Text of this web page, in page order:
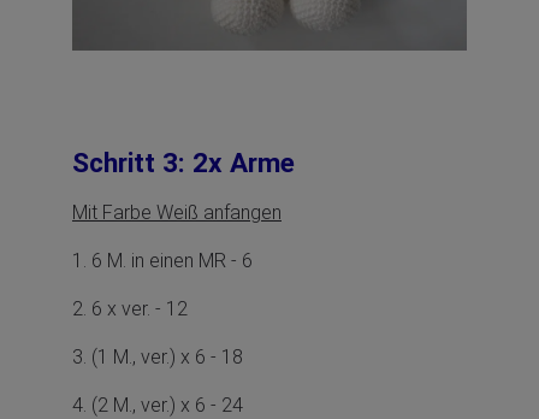
Schritt 3: 2x Arme
Mit Farbe Weiß anfangen
1. 6 M. in einen MR - 6
2. 6 x ver. - 12
3. (1 M., ver.) x 6 - 18
4. (2 M., ver.) x 6 - 24